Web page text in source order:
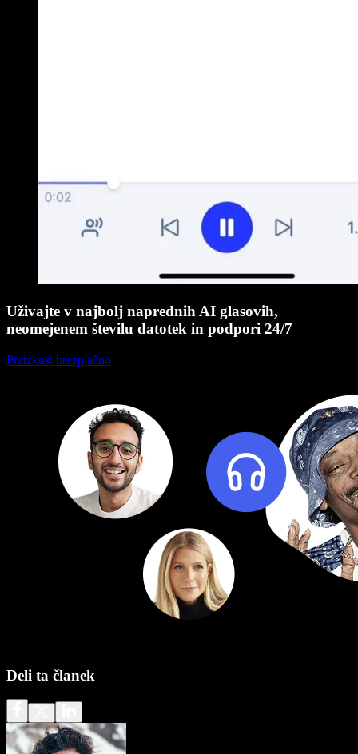
Uživajte v najbolj naprednih AI glasovih,
neomejenem številu datotek in podpori 24/7
Preizkusi brezplačno
Deli ta članek